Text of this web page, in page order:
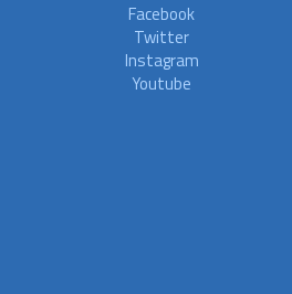
Facebook
Twitter
Instagram
Youtube